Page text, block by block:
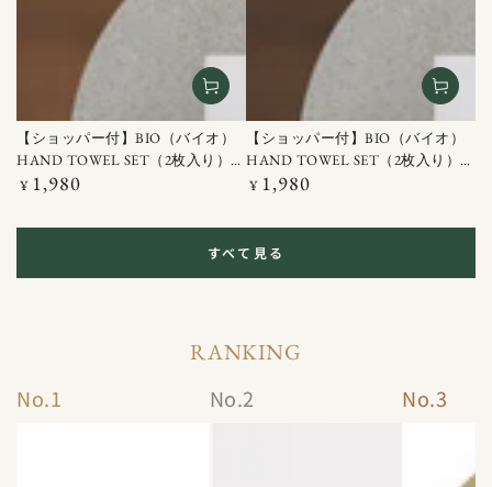
【ショッパー付】BIO（バイオ）
HAND TOWEL SET（2枚入り）イ
エロー / ブラウン
定
¥ 1,980
【ショッパー付】BIO（バイオ）
HAND TOWEL SET（2枚入り）ラ
イトグレー / グリーン
定
¥ 1,980
すべて見る
RANKING